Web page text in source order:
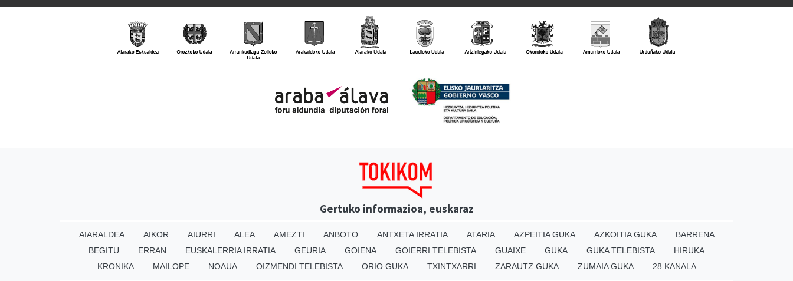
Gertuko informazioa, euskaraz
AIARALDEA AIKOR AIURRI ALEA AMEZTI ANBOTO ANTXETA IRRATIA ATARIA AZPEITIA GUKA AZKOITIA GUKA
BARRENA
BEGITU
ERRAN EUSKALERRIA IRRATIA GEURIA GOIENA GOIERRI TELEBISTA GUAIXE GUKA GUKA TELEBISTA
HIRUKA
KRONIKA
MAILOPE NOAUA OIZMENDI TELEBISTA ORIO GUKA TXINTXARRI ZARAUTZ GUKA ZUMAIA GUKA 28 KANALA